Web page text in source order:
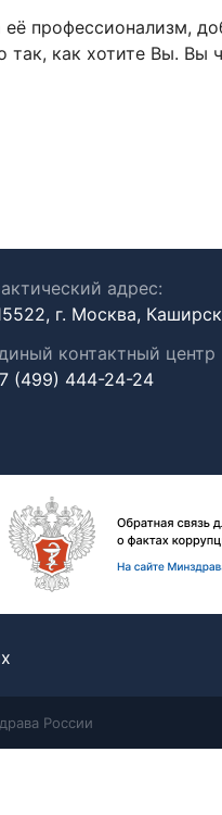
её профессионализм,
так, как хотите Вы. Вы
адрес:
г. Москва,
контактный центр
(499) 444-24-24
России